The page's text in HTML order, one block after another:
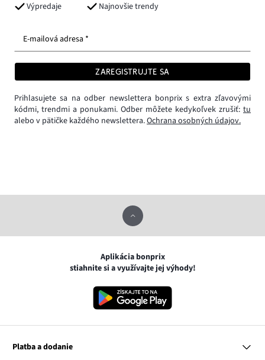
Výpredaje
Najnovšie trendy
E-mailová adresa *
ZAREGISTRUJTE SA
Prihlasujete sa na odber newslettera bonprix s extra zľavovými
kódmi, trendmi a ponukami. Odber môžete kedykoľvek zrušiť: tu
alebo v pätičke každého newslettera.Ochrana osobných údajov.
Aplikácia bonprix
stiahnite si a využívajte jej výhody!
Platba a dodanie